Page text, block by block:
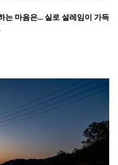
는 마음은... 실로 설레임이 가득